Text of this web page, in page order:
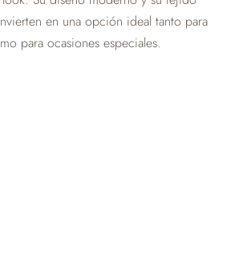
en una opción ideal tanto para
para ocasiones especiales.